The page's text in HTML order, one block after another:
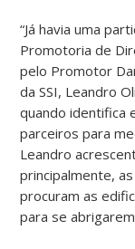
“Já havia uma
Promotoria de
pelo Promotor
da SSI, Leandro
quando identifica
parceiros para
Leandro
principalmente,
procuram as
para se